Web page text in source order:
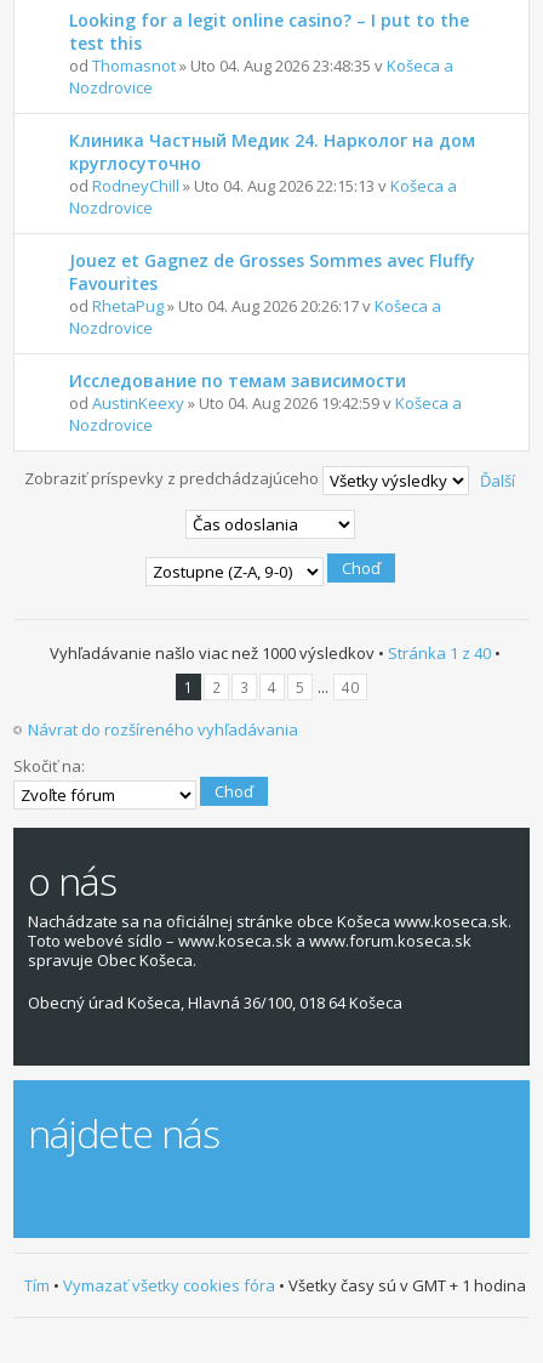
Looking for a legit online casino? – I put to the
test this
odThomasnot» Uto 04. Aug 2026 23:48:35 vKošeca a
Nozdrovice
Клиника Частный Медик 24. Нарколог на дом
круглосуточно
odRodneyChill » Uto 04. Aug 2026 22:15:13 vKošeca a
Nozdrovice
Jouez et Gagnez de Grosses Sommes avec Fluffy
Favourites
odRhetaPug» Uto 04. Aug 2026 20:26:17 vKošeca a
Nozdrovice
Исследование по темам зависимости
odAustinKeexy» Uto 04. Aug 2026 19:42:59 vKošeca a
Nozdrovice
Ďalší
Zobraziť príspevky z predchádzajúceho
Vyhľadávanie našlo viac než 1000 výsledkov • Stránka 1 z 40•
1 2 3 4 5 ... 40
Návrat do rozšíreného vyhľadávania
Skočiť na:
o nás
Nachádzate sa na oficiálnej stránke obce Košeca www.koseca.sk.
Toto webové sídlo – www.koseca.sk a www.forum.koseca.sk
spravuje Obec Košeca.
Obecný úrad Košeca, Hlavná 36/100, 018 64 Košeca
nájdete nás
Tím • Vymazať všetky cookies fóra • Všetky časy sú v GMT + 1 hodina